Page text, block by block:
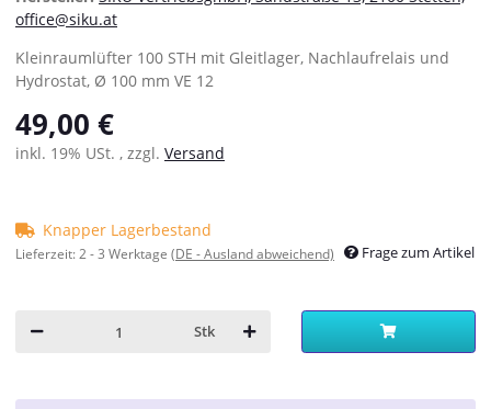
office@siku.at
Kleinraumlüfter 100 STH mit Gleitlager, Nachlaufrelais und
Hydrostat, Ø 100 mm VE 12
49,00 €
inkl. 19% USt. , zzgl. Versand
Knapper Lagerbestand
Lieferzeit:2 - 3 Werktage (DE - Ausland abweichend) Frage zum Artikel
Stk